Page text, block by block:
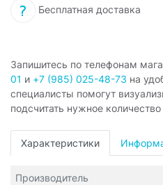
Бесплатная доставка
Запишитесь по телефонам
01 и +7 (985) 025-48-73 на
специалисты помогут
подсчитать нужное
Характеристики
Производитель